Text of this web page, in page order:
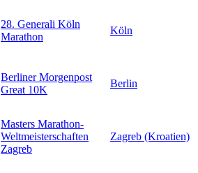
28. Generali Köln
Marathon
Köln
Berliner Morgenpost
Great 10K
Berlin
Masters Marathon-
Weltmeisterschaften
Zagreb
Zagreb (Kroatien)